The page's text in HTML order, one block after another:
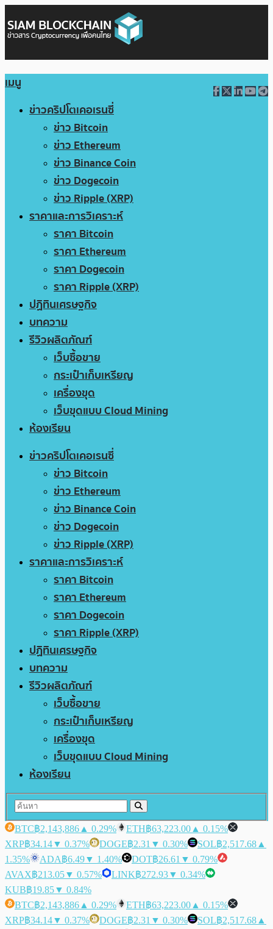
เมนู
ข่าวคริปโตเคอเรนซี่
ข่าว Bitcoin
ข่าว Ethereum
ข่าว Binance Coin
ข่าว Dogecoin
ข่าว Ripple (XRP)
ราคาและการวิเคราะห์
ราคา Bitcoin
ราคา Ethereum
ราคา Dogecoin
ราคา Ripple (XRP)
ปฏิทินเศรษฐกิจ
บทความ
รีวิวผลิตภัณฑ์
เว็บซื้อขาย
กระเป๋าเก็บเหรียญ
เครื่องขุด
เว็บขุดแบบ Cloud Mining
ห้องเรียน
ข่าวคริปโตเคอเรนซี่
ข่าว Bitcoin
ข่าว Ethereum
ข่าว Binance Coin
ข่าว Dogecoin
ข่าว Ripple (XRP)
ราคาและการวิเคราะห์
ราคา Bitcoin
ราคา Ethereum
ราคา Dogecoin
ราคา Ripple (XRP)
ปฏิทินเศรษฐกิจ
บทความ
รีวิวผลิตภัณฑ์
เว็บซื้อขาย
กระเป๋าเก็บเหรียญ
เครื่องขุด
เว็บขุดแบบ Cloud Mining
ห้องเรียน
BTC฿2,143,886 ▲ 0.29% ETH฿63,223.00 ▲ 0.15%
XRP฿34.14▼ 0.37% DOGE฿2.31 ▼ 0.30% SOL฿2,517.68 ▲
1.35%
ADA฿6.49▼ 1.40% DOT฿26.61 ▼ 0.79%
AVAX฿213.05▼ 0.57% LINK฿272.93▼ 0.34%
KUB฿19.85▼ 0.84%
BTC฿2,143,886 ▲ 0.29% ETH฿63,223.00 ▲ 0.15%
XRP฿34.14▼ 0.37% DOGE฿2.31 ▼ 0.30% SOL฿2,517.68 ▲